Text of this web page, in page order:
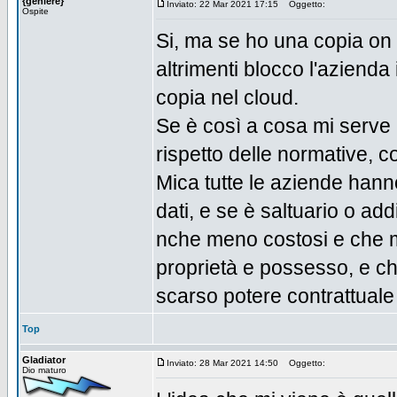
Ospite
Inviato: 22 Mar 2021 17:15 Oggetto:
Si, ma se ho una copia
altrimenti blocco
copia nel cloud.
Se è così a cosa mi
rispetto delle normative,
Mica tutte le aziende
dati, e se è saltuario o
nche meno costosi e che
proprietà e possesso, e
scarso potere
Top
Gladiator
Dio maturo
Inviato: 28 Mar 2021 14:50 Oggetto: